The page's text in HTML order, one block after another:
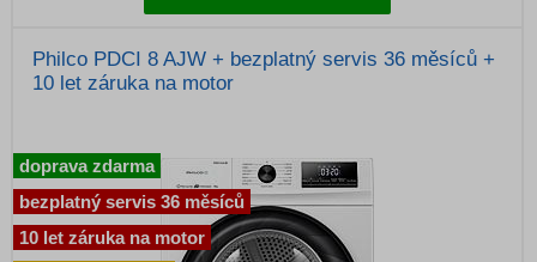
Philco PDCI 8 AJW + bezplatný servis 36 měsíců +
10 let záruka na motor
doprava zdarma
bezplatný servis 36 měsíců
10 let záruka na motor